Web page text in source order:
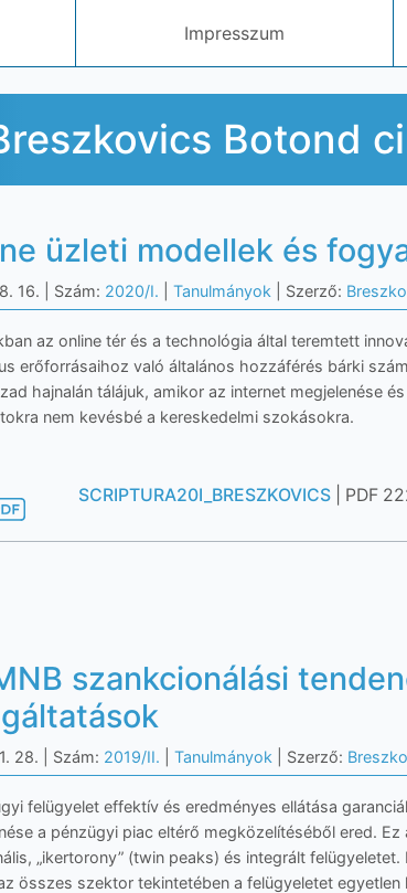
Impresszum
Botond
üzleti modellek és
16. | Szám: 2020/I. Tanulmányok | Szerző:
az online tér és a technológia által teremtett
erőforrásaihoz való általános hozzáférés bárki
hajnalán tálájuk, amikor az internet megjelenése
nem kevésbé a kereskedelmi szokásokra.
SCRIPTURA20I_BRESZKOVICS | PDF
szankcionálási
28. | Szám: 2019/II. Tanulmányok | Szerző:
felügyelet effektív és eredményes ellátása
a pénzügyi piac eltérő megközelítéséből ered.
„ikertorony” (twin peaks) és integrált
összes szektor tekintetében a felügyeletet egyetlen